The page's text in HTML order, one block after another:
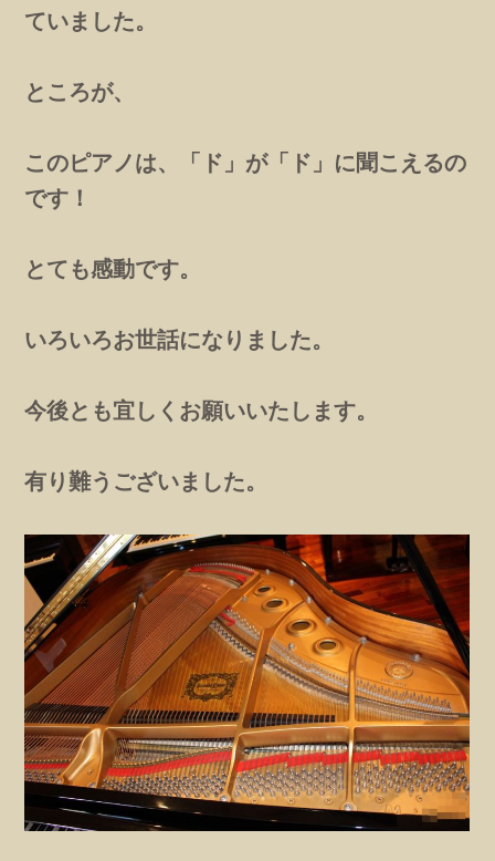
ていました。
ところが、
このピアノは、「ド」が「ド」に聞こえるの
です！
とても感動です。
いろいろお世話になりました。
今後とも宜しくお願いいたします。
有り難うございました。